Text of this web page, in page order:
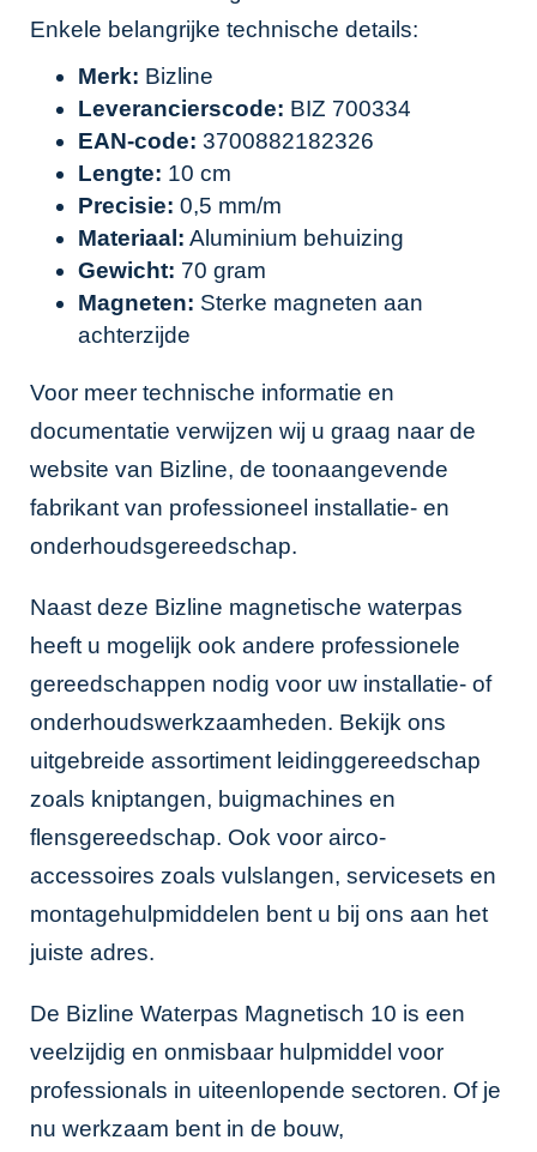
Enkele belangrijke technische details:
Merk: Bizline
Leverancierscode: BIZ 700334
EAN-code: 3700882182326
Lengte: 10 cm
Precisie: 0,5 mm/m
Materiaal: Aluminium behuizing
Gewicht: 70 gram
Magneten: Sterke magneten aan
achterzijde
Voor meer technische informatie en
documentatie verwijzen wij u graag naar de
website van Bizline, de toonaangevende
fabrikant van professioneel installatie- en
onderhoudsgereedschap.
Naast deze Bizline magnetische waterpas
heeft u mogelijk ook andere professionele
gereedschappen nodig voor uw installatie- of
onderhoudswerkzaamheden. Bekijk ons
uitgebreide assortiment leidinggereedschap
zoals kniptangen, buigmachines en
flensgereedschap. Ook voor airco-
accessoires zoals vulslangen, servicesets en
montagehulpmiddelen bent u bij ons aan het
juiste adres.
De Bizline Waterpas Magnetisch 10 is een
veelzijdig en onmisbaar hulpmiddel voor
professionals in uiteenlopende sectoren. Of je
nu werkzaam bent in de bouw,